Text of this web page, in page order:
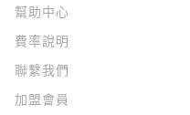
幫助中心
費率說明
聯繫我們
加盟會員